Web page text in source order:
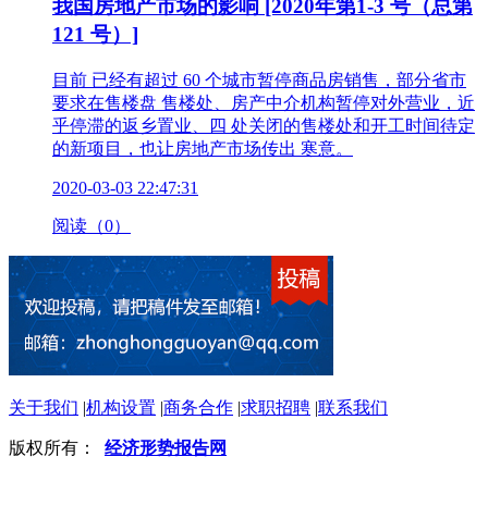
我国房地产市场的影响 [2020年第1-3 号（总第
121 号）]
目前 已经有超过 60 个城市暂停商品房销售，部分省市
要求在售楼盘 售楼处、房产中介机构暂停对外营业，近
乎停滞的返乡置业、四 处关闭的售楼处和开工时间待定
的新项目，也让房地产市场传出 寒意。
2020-03-03 22:47:31
阅读（0）
关于我们 |机构设置 |商务合作 |求职招聘 |联系我们
版权所有： 经济形势报告网